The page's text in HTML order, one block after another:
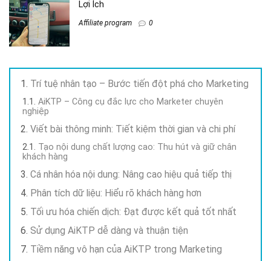
Lợi Ích
Affiliate program 0
Trí tuệ nhân tạo – Bước tiến đột phá cho Marketing
AiKTP – Công cụ đắc lực cho Marketer chuyên
nghiệp
Viết bài thông minh: Tiết kiệm thời gian và chi phí
Tạo nội dung chất lượng cao: Thu hút và giữ chân
khách hàng
Cá nhân hóa nội dung: Nâng cao hiệu quả tiếp thị
Phân tích dữ liệu: Hiểu rõ khách hàng hơn
Tối ưu hóa chiến dịch: Đạt được kết quả tốt nhất
Sử dụng AiKTP dễ dàng và thuận tiện
Tiềm năng vô hạn của AiKTP trong Marketing